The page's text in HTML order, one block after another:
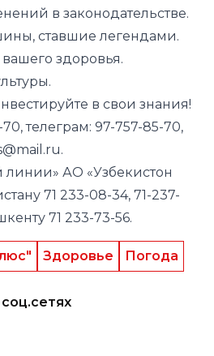
в законодательстве.
ставшие легендами.
здоровья.
в свои знания!
телеграм: 97-757-85-70,
линии» АО «Узбекистон
71 233-08-34, 71-237-
71 233-73-56.
Здоровье Погода